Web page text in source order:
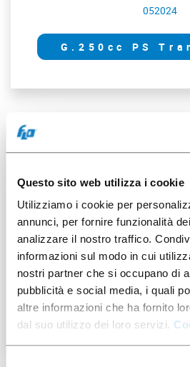
Questo sito web utilizza i cookie
Utilizziamo i cookie per
annunci, per fornire funzionalità
analizzare il nostro traffico.
informazioni sul modo in cui
nostri partner che si occupano di
pubblicità e social media, i quali
altre informazioni che ha fornito
dal suo utilizzo dei loro servizi.
052024
G.250cc PS
50 pces
052023
G.205cc PS